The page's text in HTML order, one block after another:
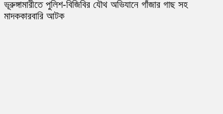
ভূরুঙ্গামারীতে পুলিশ-বিজিবির যৌথ অভিযানে গাঁজার গাছ সহ
মাদককারবারি আটক